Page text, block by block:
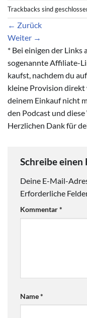
Trackbacks sind
← Zurück
Weiter →
* Bei einigen der Links
sogenannte Affiliate-
kaufst, nachdem du
kleine Provision direkt
deinem Einkauf nicht
den Podcast und
Herzlichen Dank für
Schreibe
Deine E-Mail-
Erforderliche
Kommentar*
Name*